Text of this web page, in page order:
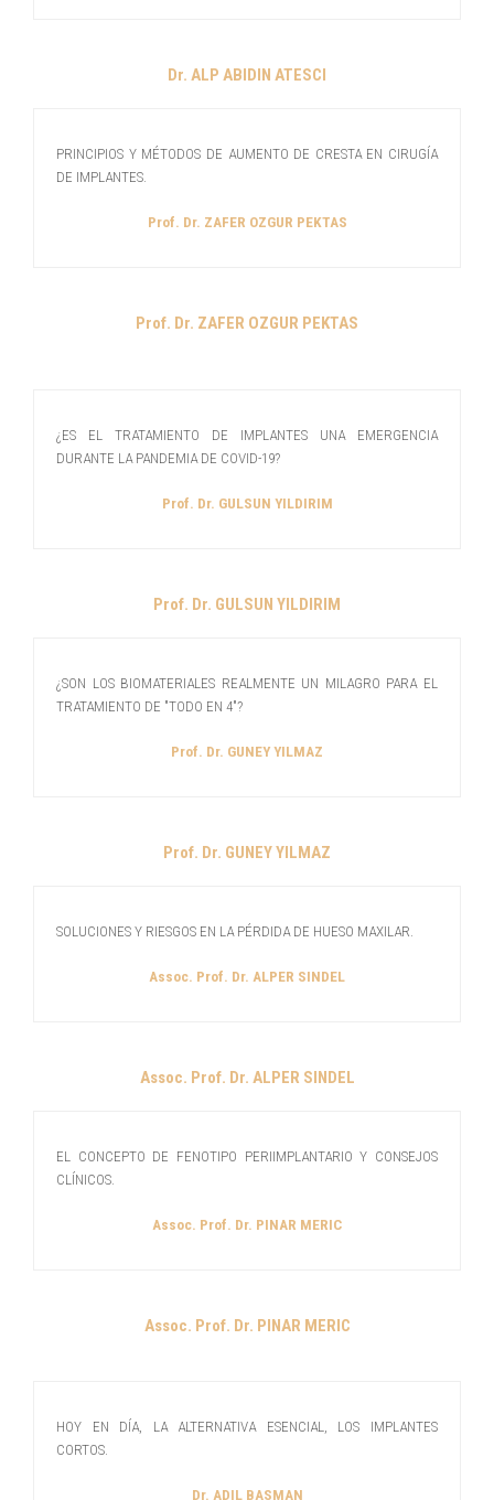
Dr. ALP ABIDIN ATESCI
PRINCIPIOS Y MÉTODOS DE AUMENTO DE CRESTA EN CIRUGÍA
DE IMPLANTES.
Prof. Dr. ZAFER OZGUR PEKTAS
Prof. Dr. ZAFER OZGUR PEKTAS
¿ES EL TRATAMIENTO DE IMPLANTES UNA EMERGENCIA
DURANTE LA PANDEMIA DE COVID-19?
Prof. Dr. GULSUN YILDIRIM
Prof. Dr. GULSUN YILDIRIM
¿SON LOS BIOMATERIALES REALMENTE UN MILAGRO PARA EL
TRATAMIENTO DE "TODO EN 4"?
Prof. Dr. GUNEY YILMAZ
Prof. Dr. GUNEY YILMAZ
SOLUCIONES Y RIESGOS EN LA PÉRDIDA DE HUESO MAXILAR.
Assoc. Prof. Dr. ALPER SINDEL
Assoc. Prof. Dr. ALPER SINDEL
EL CONCEPTO DE FENOTIPO PERIIMPLANTARIO Y CONSEJOS
CLÍNICOS.
Assoc. Prof. Dr. PINAR MERIC
Assoc. Prof. Dr. PINAR MERIC
HOY EN DÍA, LA ALTERNATIVA ESENCIAL, LOS IMPLANTES
CORTOS.
Dr. ADIL BASMAN